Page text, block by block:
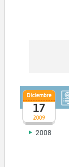
2009
Diciembre
17
2008